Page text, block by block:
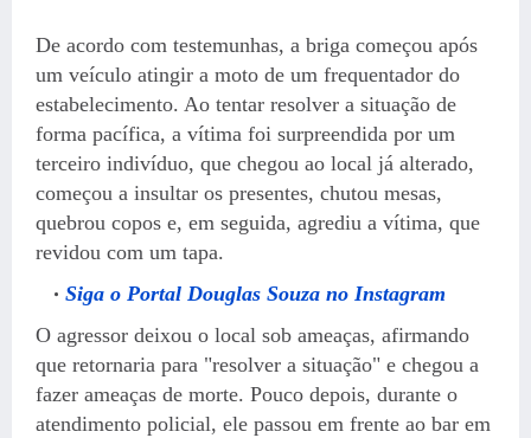
De acordo com testemunhas, a briga começou após
um veículo atingir a moto de um frequentador do
estabelecimento. Ao tentar resolver a situação de
forma pacífica, a vítima foi surpreendida por um
terceiro indivíduo, que chegou ao local já alterado,
começou a insultar os presentes, chutou mesas,
quebrou copos e, em seguida, agrediu a vítima, que
revidou com um tapa.
Siga o Portal Douglas Souza no Instagram
O agressor deixou o local sob ameaças, afirmando
que retornaria para "resolver a situação" e chegou a
fazer ameaças de morte. Pouco depois, durante o
atendimento policial, ele passou em frente ao bar em